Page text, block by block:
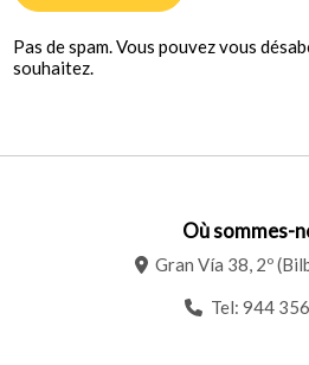
Pas de spam. Vous pouvez vous
souhaitez.
Où sommes-
Gran Vía 38, 2º
Tel: 944